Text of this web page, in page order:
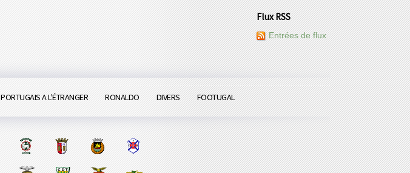
Flux RSS
Entrées de flux
PORTUGAIS A L'ÉTRANGER RONALDO DIVERS FOOTUGAL